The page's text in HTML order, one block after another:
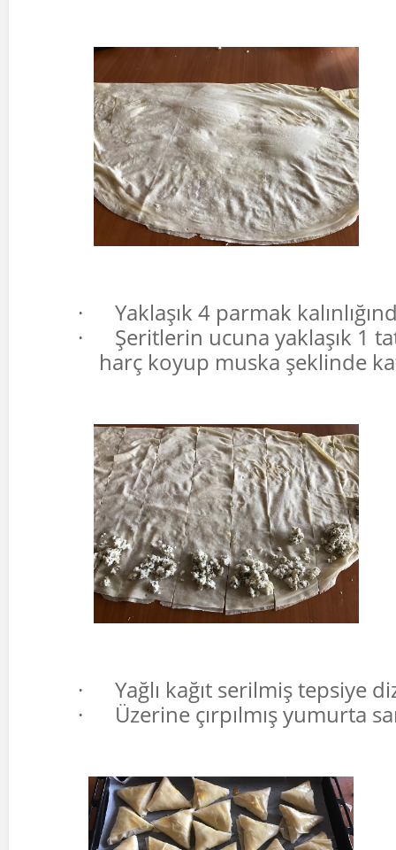
·
Yaklaşık 4 parmak
·
Şeritlerin ucuna yaklaşık 1
harç koyup muska şeklinde
·
Yağlı kağıt serilmiş tepsiye
·
Üzerine çırpılmış yumurta